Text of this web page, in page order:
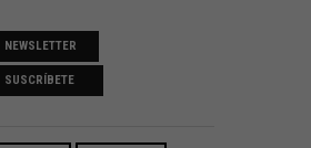
NEWSLETTER
SUSCRÍBETE